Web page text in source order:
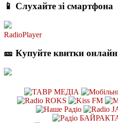
📱 Слухайте зі смартфона
RadioPlayer
🎫 Купуйте квитки онлайн